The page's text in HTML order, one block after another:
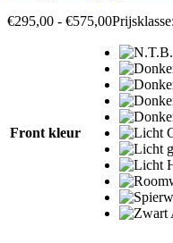
€295,00 - €575,00
Front kleur